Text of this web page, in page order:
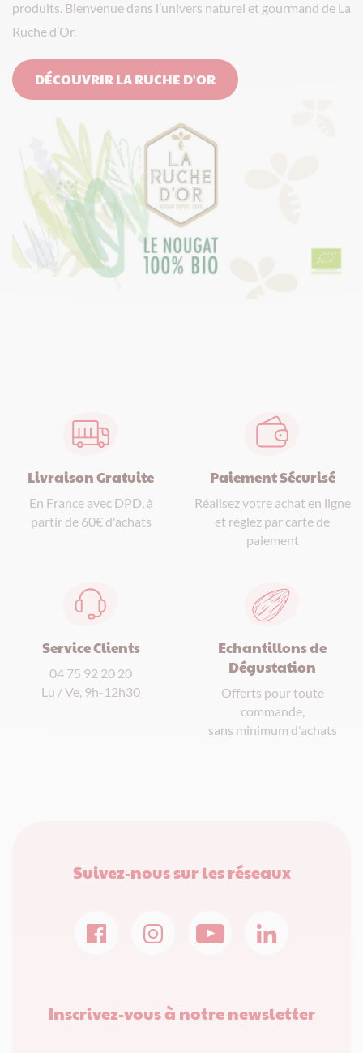
produits. Bienvenue dans l’univers naturel et gourmand de La
Ruche d’Or.
DÉCOUVRIR LA RUCHE D'OR
Livraison Gratuite
En France avec DPD, à
partir de 60€ d'achats
Paiement Sécurisé
Réalisez votre achat en ligne
et réglez par carte de
paiement
Service Clients
04 75 92 20 20
Lu / Ve, 9h-12h30
Echantillons de
Dégustation
Offerts pour toute
commande,
sans minimum d'achats
Suivez-nous sur les réseaux
Inscrivez-vous à notre newsletter